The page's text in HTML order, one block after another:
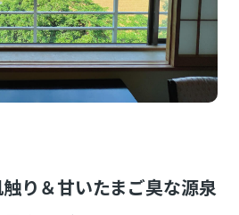
り＆甘いたまご臭な源泉